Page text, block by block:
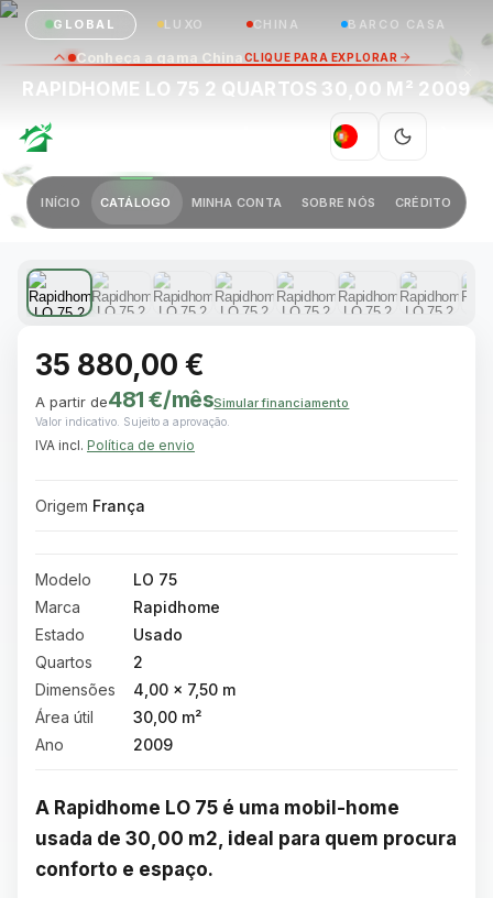
GLOBAL LUXO CHINA BARCO CASA
PT
INÍCIO CATÁLOGO MINHA CONTA SOBRE NÓS CRÉDITO
RAPIDHOME LO 75 2 QUARTOS 30,00 M² 2009
1 / 13
35 880,00 €
A partir de481 €/mêsSimular financiamento
Valor indicativo. Sujeito a aprovação.
IVA incl. Política de envio
Origem França
Modelo
LO 75
Marca
Rapidhome
Estado
Usado
Quartos
2
Dimensões
4,00 × 7,50 m
Área útil
30,00 m²
Ano
2009
A Rapidhome LO 75 é uma mobil-home
usada de 30,00 m2, ideal para quem procura
conforto e espaço.
Conheça a gama ChinaCLIQUE PARA EXPLORAR